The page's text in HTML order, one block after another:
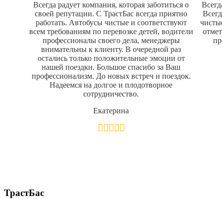
Всегда радует компания, которая заботиться о
своей репутации. С ТрастБас всегда приятно
работать. Автобусы чистые и соответствуют
всем требованиям по перевозке детей, водители
профессионалы своего дела, менеджеры
внимательны к клиенту. В очередной раз
остались только положительные эмоции от
нашей поездки. Большое спасибо за Ваш
профессионализм. До новых встреч и поездок.
Надеемся на долгое и плодотворное
сотрудничество.
Екатерина
ТрастБас